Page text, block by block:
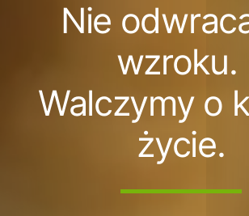
Nie
wzroku.
Walczymy o
życie.